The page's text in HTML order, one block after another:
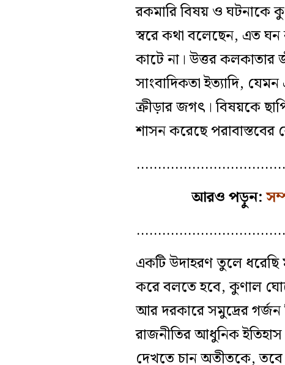
রকমারি বিষয় ও ঘটনাকে
স্বরে কথা বলেছেন, এত
কাটে না। উত্তর
সাংবাদিকতা ইত্যাদি,
ক্রীড়ার জগৎ। বিষয়কে
শাসন করেছে পরাবাস্তবের
আরও পড়ুন:
একটি উদাহরণ তুলে ধরেছি
করে বলতে হবে, কুণাল
আর দরকারে সমুদ্রের
রাজনীতির আধুনিক ইতিহাস
দেখতে চান অতীতকে,